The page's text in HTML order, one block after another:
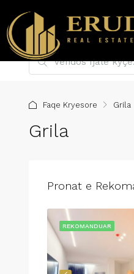
Faqe Kryesore Grila
Grila
Pronat e
REKOMANDUAR